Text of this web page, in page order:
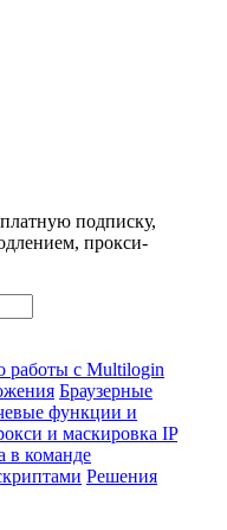
подписку,
прокси-
работы с Multilogin
Браузерные
функции и
и маскировка IP
в команде
Решения